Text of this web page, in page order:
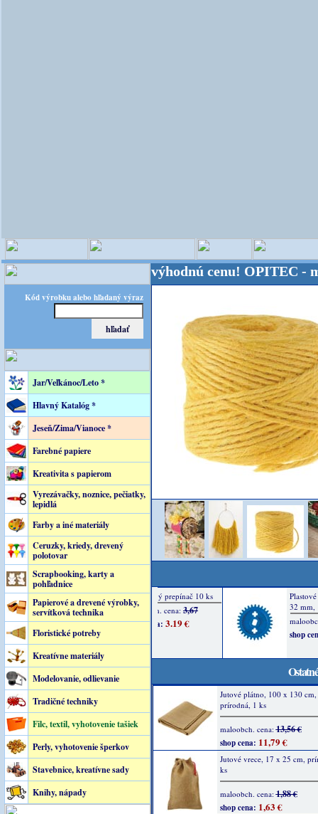
Kód výrobku alebo hľadaný výraz
Jar/Veľkánoc/Leto *
Hlavný Katalóg *
Jeseň/Zima/Vianoce *
Farebné papiere
Kreativita s papierom
Vyrezávačky, noznice, pečiatky,
lepidlá
Farby a iné materiály
Ceruzky, kriedy, drevený
polotovar
Scrapbooking, karty a
pohľadnice
Papierové a drevené výrobky,
servítková technika
Floristické potreby
Kreatívne materiály
Modelovanie, odlievanie
Tradičné techniky
Filc, textil, vyhotovenie tašiek
Perly, vyhotovenie šperkov
Stavebnice, kreatívne sady
Knihy, nápady
- Kvalita za výhodnú cenu! OPITEC - majster
Jutové plátno, 100 x 130 cm,
prírodná, 1 ks
maloobch. cena:13,56 €
shop cena: 11,79 €
Jutové vrece, 17 x 25 cm,
ks
maloobch. cena:1,88 €
shop cena: 1,63 €